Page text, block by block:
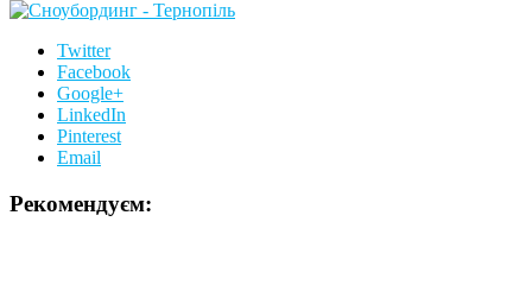
Twitter
Facebook
Google+
LinkedIn
Pinterest
Email
Рекомендуєм: